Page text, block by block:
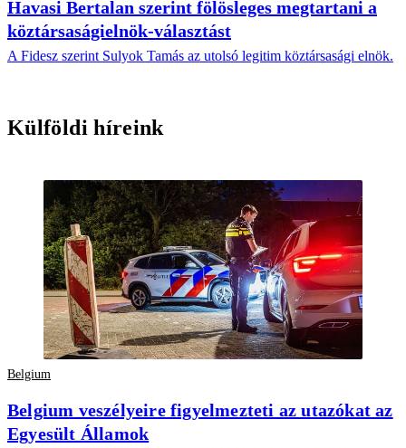
Havasi Bertalan szerint fölösleges megtartani a
köztársaságielnök-választást
A Fidesz szerint Sulyok Tamás az utolsó legitim köztársasági elnök.
Külföldi híreink
Belgium
Belgium veszélyeire figyelmezteti az utazókat az
Egyesült Államok